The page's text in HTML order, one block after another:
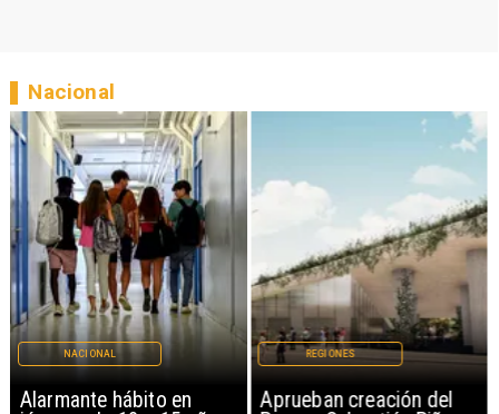
Alarmante hábito en
NACIONAL
Aprueban creación del
REGIONES
Nacional